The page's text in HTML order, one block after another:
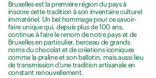
Bruxelles est la première région du pays à
inscrire cette tradition à son inventaire culturel
immatériel. Un bel hommage pour ce savoir-
faire unique qui, depuis plus de 100 ans,
continue à faire le renom de notre pays et de
Bruxelles en particulier, berceau de grands
noms du chocolat et de créations iconiques
comme la praline et son ballotin, mais aussi lieu
de transmission d’une tradition artisanale en
constant renouvellement.